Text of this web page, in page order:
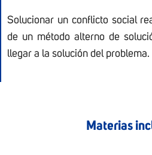
Solucionar un conflicto social
de un método alterno de
llegar a la solución del problema.
Materias